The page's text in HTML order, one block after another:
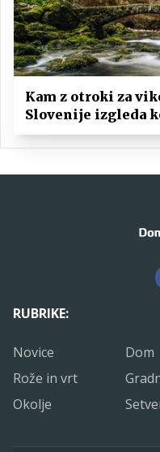
Kam z otroki za
Slovenije izgleda
RUBRIKE:
Novice Dom
Rože in vrt
Okolje